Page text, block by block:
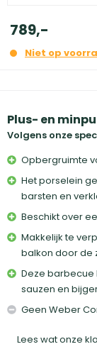
789,-
Niet op
Plus- en
Volgens onze
Opbergruimte
Het porselein
barsten en
Beschikt over
Makkelijk te
balkon door de
Deze barbecue
sauzen en
Geen Weber
Lees wat onze